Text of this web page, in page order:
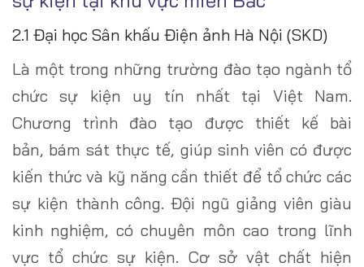
2.1 Đại học Sân khấu Điện ảnh Hà Nội (SKD)
Là một trong những trường đào tạo ngành tổ
chức sự kiện uy tín nhất tại Việt Nam.
Chương trình đào tạo được thiết kế bài
bản, bám sát thực tế, giúp sinh viên có được
kiến thức và kỹ năng cần thiết để tổ chức các
sự kiện thành công. Đội ngũ giảng viên giàu
kinh nghiệm, có chuyên môn cao trong lĩnh
vực tổ chức sự kiện. Cơ sở vật chất hiện